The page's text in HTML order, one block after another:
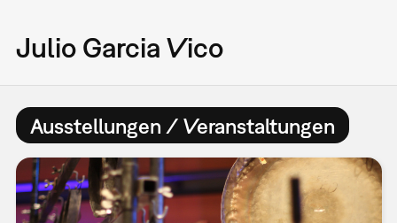
Julio Garcia Vico
Ausstellungen / Veranstaltungen